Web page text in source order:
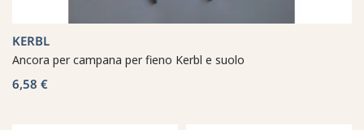
KERBL
Ancora per campana per fieno Kerbl e suolo
6,58 €